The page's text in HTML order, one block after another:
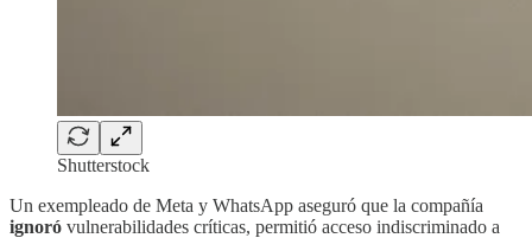
Shutterstock
Un exempleado de Meta y WhatsApp aseguró que la compañía
ignoró vulnerabilidades críticas, permitió acceso indiscriminado a